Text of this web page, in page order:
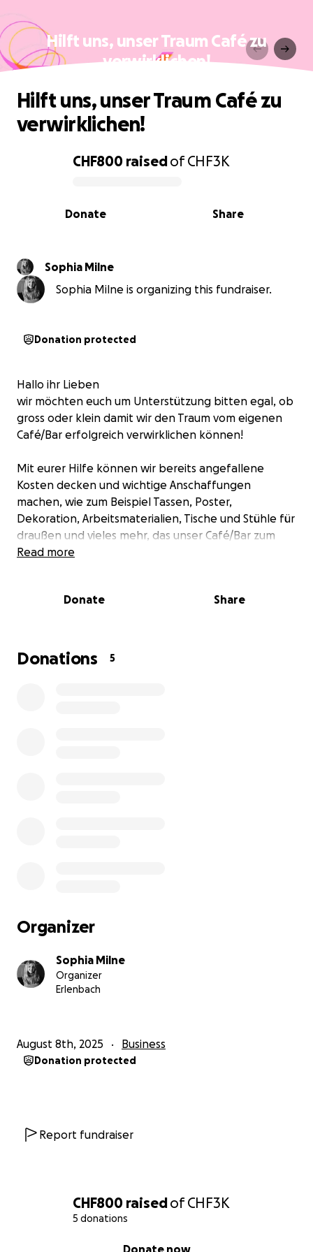
CHF800 raisedofCHF3K
5 donations
Donate now
Hilft uns, unser Traum Café zu
verwirklichen!
0% complete
CHF800 raisedofCHF3K
Share
Donate
Hilft uns, unser Traum Café zu
verwirklichen!
Sophia Milne
Sophia Milne is organizing this fundraiser.
Donation protected
Hallo ihr Lieben
wir möchten euch um Unterstützung bitten egal, ob
gross oder klein damit wir den Traum vom eigenen
Café/Bar erfolgreich verwirklichen können!
Mit eurer Hilfe können wir bereits angefallene
Kosten decken und wichtige Anschaffungen
machen, wie zum Beispiel Tassen, Poster,
Dekoration, Arbeitsmaterialien, Tische und Stühle für
draußen und vieles mehr, das unser Café/Bar zum
Leben erweckt.
näher, und wir sind von Herzen dankbar für jede
Read more
Donate Share
Donations 5
Organizer
Sophia Milne
Organizer
Erlenbach
August 8th, 2025 Business
Donation protected
Report fundraiser